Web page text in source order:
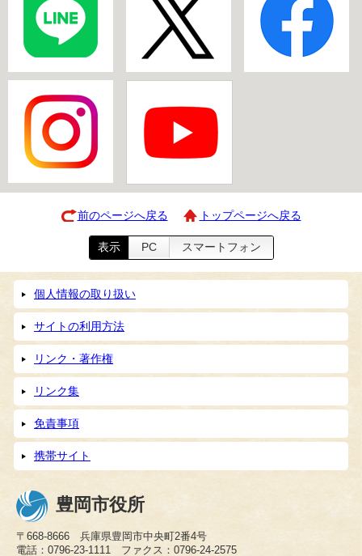
前のページへ戻る トップページへ戻る
表示 PC スマートフォン
個人情報の取り扱い
サイトの利用方法
リンク・著作権
リンク集
免責事項
携帯サイト
豊岡市役所
〒668-8666 兵庫県豊岡市中央町2番4号
電話：0796-23-1111 ファクス：0796-24-2575